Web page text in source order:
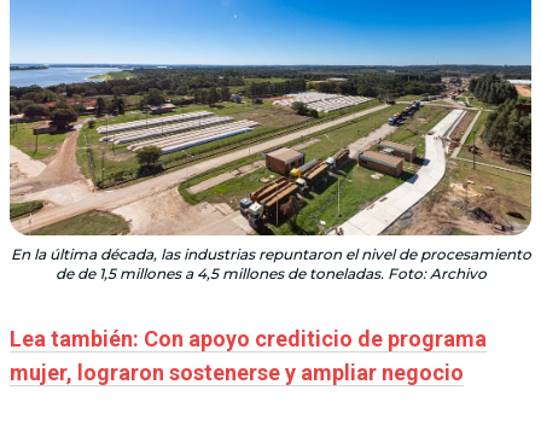
En la última década, las industrias repuntaron el nivel de procesamiento
de de 1,5 millones a 4,5 millones de toneladas. Foto: Archivo
Lea también: Con apoyo crediticio de programa
mujer, lograron sostenerse y ampliar negocio